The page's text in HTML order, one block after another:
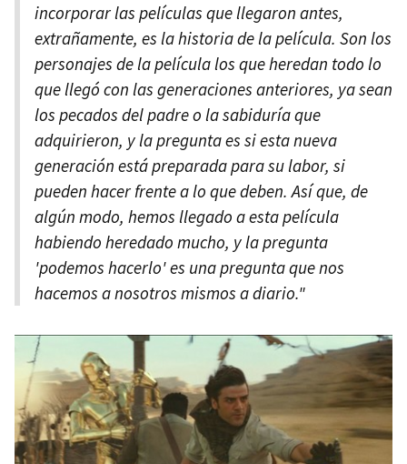
incorporar las películas que llegaron antes,
extrañamente, es la historia de la película. Son los
personajes de la película los que heredan todo lo
que llegó con las generaciones anteriores, ya sean
los pecados del padre o la sabiduría que
adquirieron, y la pregunta es si esta nueva
generación está preparada para su labor, si
pueden hacer frente a lo que deben. Así que, de
algún modo, hemos llegado a esta película
habiendo heredado mucho, y la pregunta
'podemos hacerlo' es una pregunta que nos
hacemos a nosotros mismos a diario."